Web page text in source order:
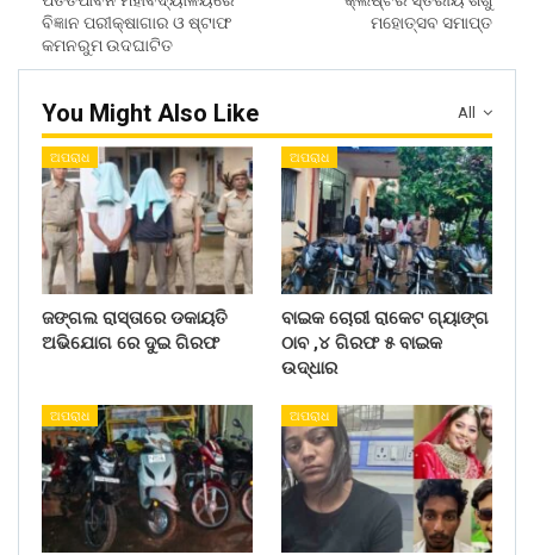
ବିଜ୍ଞାନ ପରୀକ୍ଷାଗାର ଓ ଷ୍ଟାଫ
କମନରୁମ ଉଦଘାଟିତ
ମହୋତ୍ସବ ସମାପ୍ତ
All
You Might Also Like
ଅପରାଧ
ଜଙ୍ଗଲ ରାସ୍ତାରେ ଡକାୟତି
ଅଭିଯୋଗ ରେ ଦୁଇ ଗିରଫ
ଅପରାଧ
ବାଇକ ଚୋରୀ ରାକେଟ ଗ୍ୟାଙ୍ଗ
ଠାବ ,୪ ଗିରଫ ୫ ବାଇକ
ଉଦ୍ଧାର
ଅପରାଧ ଅପରାଧ